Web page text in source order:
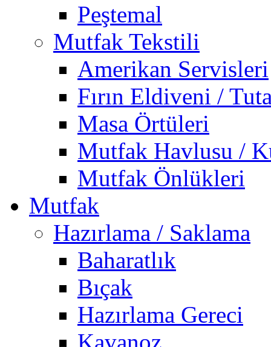
Peştemal
Mutfak Tekstili
Amerikan Servisleri
Fırın Eldiveni /
Masa Örtüleri
Mutfak Havlusu /
Mutfak Önlükleri
Mutfak
Hazırlama / Saklama
Baharatlık
Bıçak
Hazırlama Gereci
Kavanoz